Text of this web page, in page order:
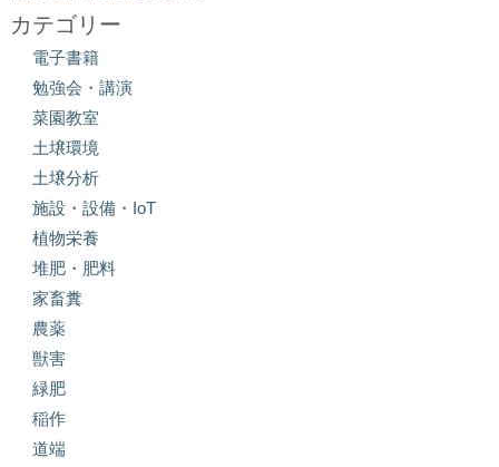
カテゴリー
電子書籍
勉強会・講演
菜園教室
土壌環境
土壌分析
施設・設備・IoT
植物栄養
堆肥・肥料
家畜糞
農薬
獣害
緑肥
稲作
道端